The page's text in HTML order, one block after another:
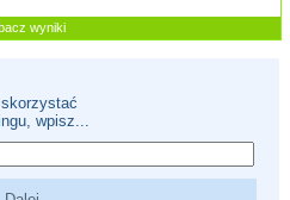
wyniki
wpisz...